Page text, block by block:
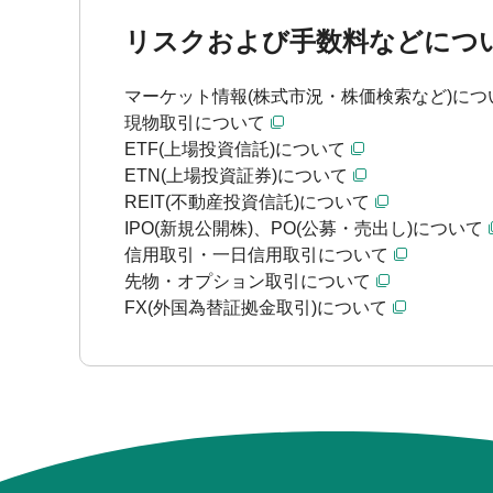
リスクおよび手数料などにつ
マーケット情報(株式市況・株価検索など)につ
現物取引について
ETF(上場投資信託)について
ETN(上場投資証券)について
REIT(不動産投資信託)について
IPO(新規公開株)、PO(公募・売出し)について
信用取引・一日信用取引について
先物・オプション取引について
FX(外国為替証拠金取引)について